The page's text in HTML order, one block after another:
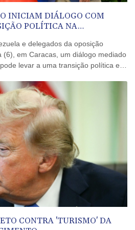
INICIAM DIÁLOGO COM
POLÍTICA NA
e delegados da oposição
(6), em Caracas, um diálogo mediado
levar a uma transição política e à
CONTRA 'TURISMO' DA